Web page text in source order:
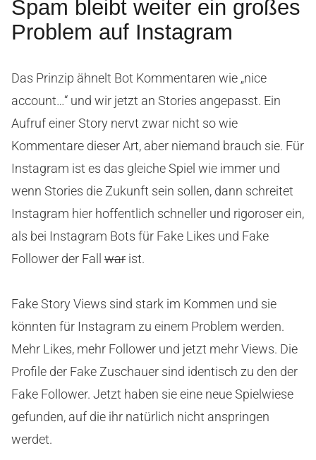
Spam bleibt weiter ein großes
Problem auf Instagram
Das Prinzip ähnelt Bot Kommentaren wie „nice
account…“ und wir jetzt an Stories angepasst. Ein
Aufruf einer Story nervt zwar nicht so wie
Kommentare dieser Art, aber niemand brauch sie. Für
Instagram ist es das gleiche Spiel wie immer und
wenn Stories die Zukunft sein sollen, dann schreitet
Instagram hier hoffentlich schneller und rigoroser ein,
als bei Instagram Bots für Fake Likes und Fake
Follower der Fall war ist.
Fake Story Views sind stark im Kommen und sie
könnten für Instagram zu einem Problem werden.
Mehr Likes, mehr Follower und jetzt mehr Views. Die
Profile der Fake Zuschauer sind identisch zu den der
Fake Follower. Jetzt haben sie eine neue Spielwiese
gefunden, auf die ihr natürlich nicht anspringen
werdet.